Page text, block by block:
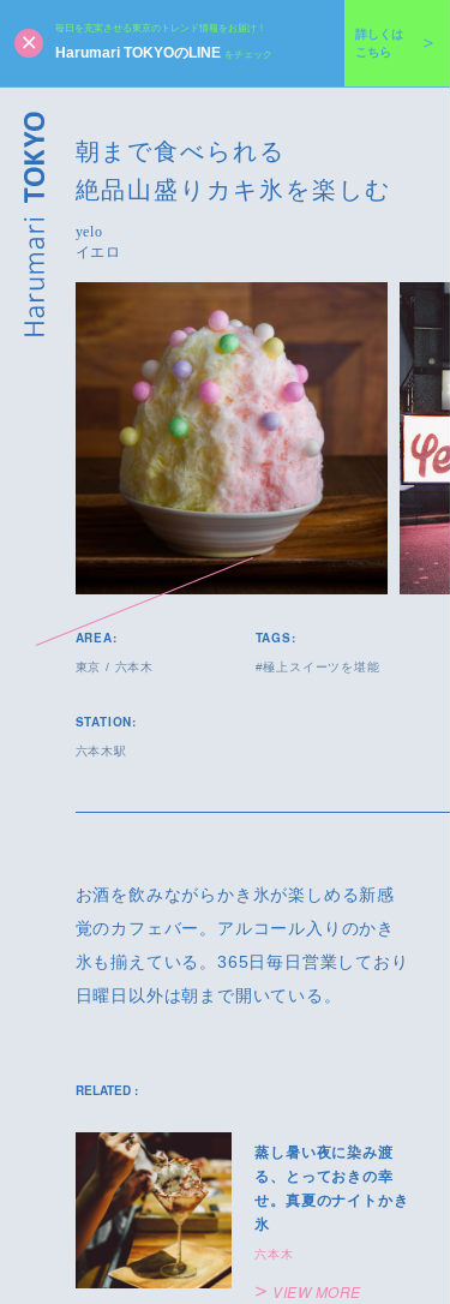
毎日を充実させる東京のトレンド情報をお届け！
Harumari TOKYOのLINE をチェック
詳しくは
こちら
朝まで食べられる
絶品山盛りカキ氷を楽しむ
yelo
イエロ
AREA:
東京 / 六本木
STATION:
六本木駅
TAGS:
極上スイーツを堪能
お酒を飲みながらかき氷が楽しめる新感
覚のカフェバー。アルコール入りのかき
氷も揃えている。365日毎日営業しており
日曜日以外は朝まで開いている。
RELATED :
蒸し暑い夜に染み渡
る、とっておきの幸
せ。真夏のナイトかき
氷
六本木
VIEW MORE